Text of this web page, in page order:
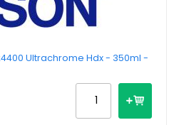
Ultrachrome Hdx - 350ml -